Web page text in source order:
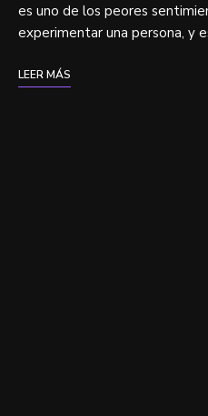
es uno de los peores
experimentar una persona, y
LEER MÁS